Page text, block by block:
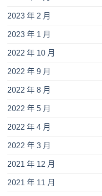
2023 年 2 月
2023 年 1 月
2022 年 10 月
2022 年 9 月
2022 年 8 月
2022 年 5 月
2022 年 4 月
2022 年 3 月
2021 年 12 月
2021 年 11 月